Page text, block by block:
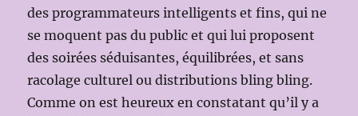
des programmateurs intelligents et fins, qui ne
se moquent pas du public et qui lui proposent
des soirées séduisantes, équilibrées, et sans
racolage culturel ou distributions bling bling.
Comme on est heureux en constatant qu’il y a